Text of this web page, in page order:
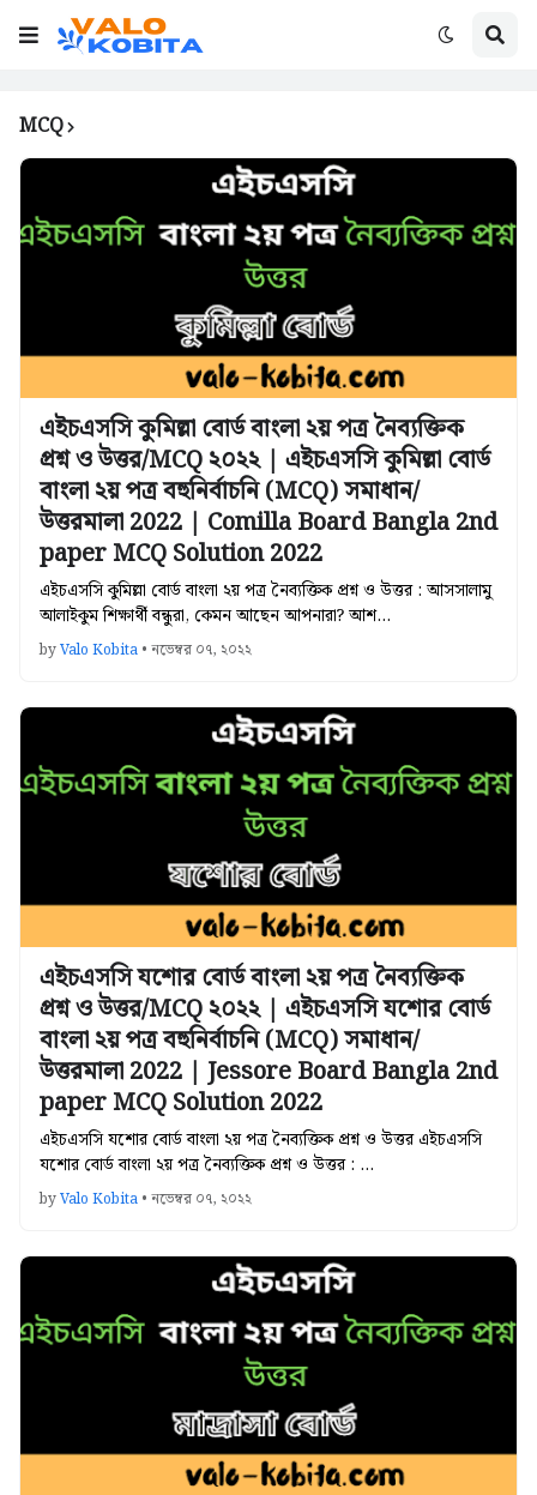
MCQ
এইচএসসি কুমিল্লা বোর্ড বাংলা ২য় পত্র নৈব্যক্তিক
প্রশ্ন ও উত্তর/MCQ ২০২২ | এইচএসসি কুমিল্লা বোর্ড
বাংলা ২য় পত্র বহুনির্বাচনি (MCQ) সমাধান/
উত্তরমালা 2022 | Comilla Board Bangla 2nd
paper MCQ Solution 2022
এইচএসসি কুমিল্লা বোর্ড বাংলা ২য় পত্র নৈব্যক্তিক প্রশ্ন ও উত্তর : আসসালামু
আলাইকুম শিক্ষার্থী বন্ধুরা, কেমন আছেন আপনারা? আশ…
byValo Kobita • নভেম্বর ০৭, ২০২২
এইচএসসি যশোর বোর্ড বাংলা ২য় পত্র নৈব্যক্তিক
প্রশ্ন ও উত্তর/MCQ ২০২২ | এইচএসসি যশোর বোর্ড
বাংলা ২য় পত্র বহুনির্বাচনি (MCQ) সমাধান/
উত্তরমালা 2022 | Jessore Board Bangla 2nd
paper MCQ Solution 2022
এইচএসসি যশোর বোর্ড বাংলা ২য় পত্র নৈব্যক্তিক প্রশ্ন ও উত্তর এইচএসসি
যশোর বোর্ড বাংলা ২য় পত্র নৈব্যক্তিক প্রশ্ন ও উত্তর : …
byValo Kobita • নভেম্বর ০৭, ২০২২